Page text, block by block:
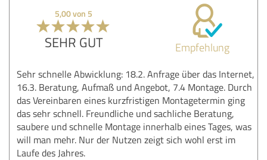
5,00 von 5
SEHR GUT Empfehlung
Sehr schnelle Abwicklung: 18.2. Anfrage über das Internet,
16.3. Beratung, Aufmaß und Angebot, 7.4 Montage. Durch
das Vereinbaren eines kurzfristigen Montagetermin ging
das sehr schnell. Freundliche und sachliche Beratung,
saubere und schnelle Montage innerhalb eines Tages, was
will man mehr. Nur der Nutzen zeigt sich wohl erst im
Laufe des Jahres.